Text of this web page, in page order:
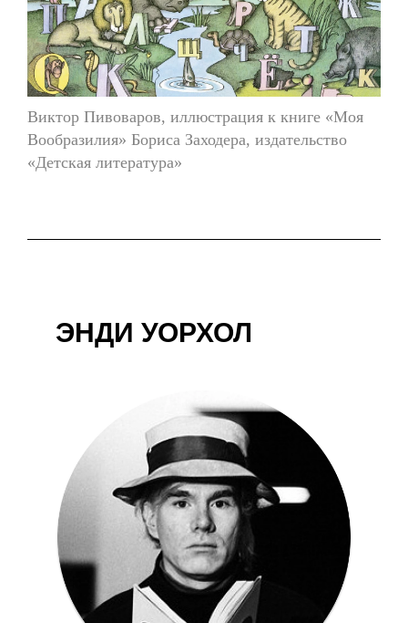
Виктор Пивоваров, иллюстрация к книге «Моя
Вообразилия» Бориса Заходера, издательство
«Детская литература»
ЭНДИ УОРХОЛ